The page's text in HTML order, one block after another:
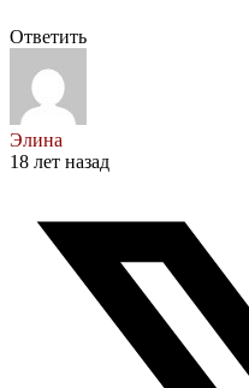
Ответить
Элина
18 лет назад